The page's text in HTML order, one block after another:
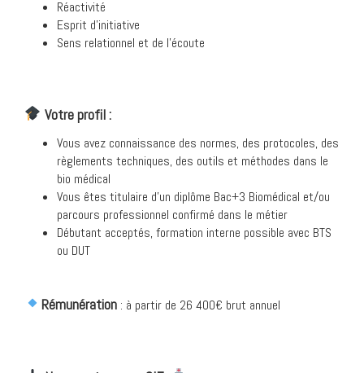
Réactivité
Esprit d’initiative
Sens relationnel et de l’écoute
Votre profil :
Vous avez connaissance des normes, des protocoles, des
règlements techniques, des outils et méthodes dans le
bio médical
Vous êtes titulaire d’un diplôme Bac+3 Biomédical et/ou
parcours professionnel confirmé dans le métier
Débutant acceptés, formation interne possible avec BTS
ou DUT
Rémunération : à partir de 26 400€ brut annuel